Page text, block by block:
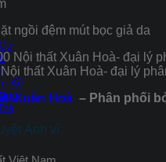
Kề
ngồi đệm mút bọc giả da
thất Xuân Hoà- đại lý
Xuân Hoà – Phân phối
Ánh vì: